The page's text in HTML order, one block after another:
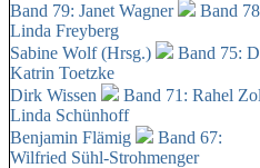
Band 79: Janet Wagner Band
Linda Freyberg
Sabine Wolf (Hrsg.)
Band 75:
Katrin Toetzke
Dirk Wissen
Band 71: Rahel
Linda Schünhoff
Benjamin Flämig
Band 67:
Wilfried Sühl-Strohmenger